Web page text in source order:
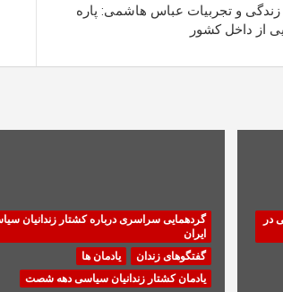
زندگی و تجربیات عباس هاشمی: پاره
از داخل کشور
در
گردهمایی سراسری درباره کشتار زندانیان
ایران
گفتگوهای زندان
یادمان ها
یادمان کشتار زندانیان سیاسی دهه شصت